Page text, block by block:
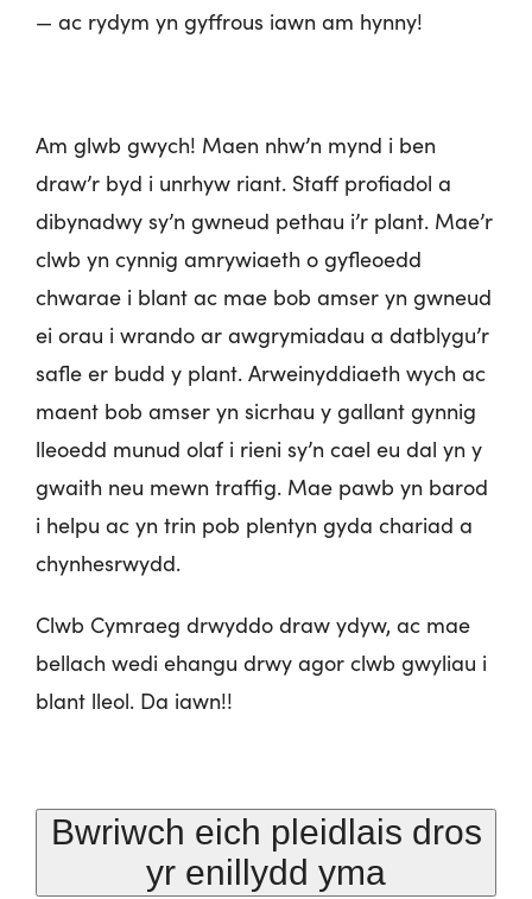
— ac rydym yn gyffrous iawn am hynny!
Am glwb gwych! Maen nhw’n mynd i ben
draw’r byd i unrhyw riant. Staff profiadol a
dibynadwy sy’n gwneud pethau i’r plant. Mae’r
clwb yn cynnig amrywiaeth o gyfleoedd
chwarae i blant ac mae bob amser yn gwneud
ei orau i wrando ar awgrymiadau a datblygu’r
safle er budd y plant. Arweinyddiaeth wych ac
maent bob amser yn sicrhau y gallant gynnig
lleoedd munud olaf i rieni sy’n cael eu dal yn y
gwaith neu mewn traffig. Mae pawb yn barod
i helpu ac yn trin pob plentyn gyda chariad a
chynhesrwydd.
Clwb Cymraeg drwyddo draw ydyw, ac mae
bellach wedi ehangu drwy agor clwb gwyliau i
blant lleol. Da iawn!!
Bwriwch eich pleidlais dros
yr enillydd yma